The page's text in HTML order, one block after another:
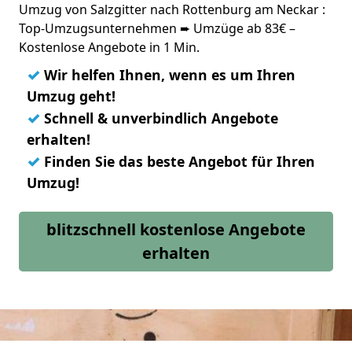
Umzug von Salzgitter nach Rottenburg am Neckar :
Top-Umzugsunternehmen ➨ Umzüge ab 83€ –
Kostenlose Angebote in 1 Min.
✓ Wir helfen Ihnen, wenn es um Ihren
Umzug geht!
✓ Schnell & unverbindlich Angebote
erhalten!
✓ Finden Sie das beste Angebot für Ihren
Umzug!
blitzschnell kostenlose Angebote
erhalten